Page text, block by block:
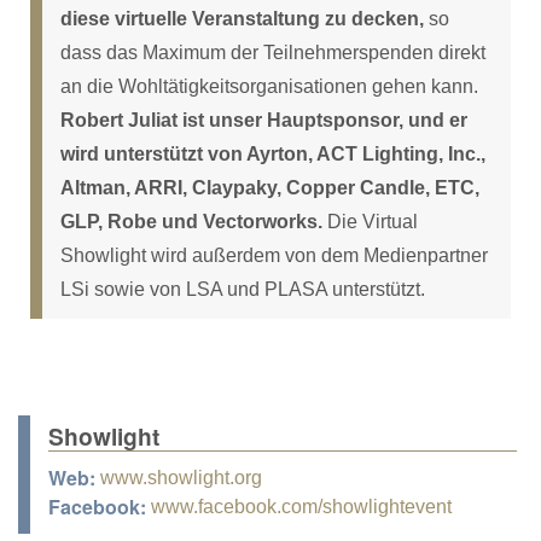
diese virtuelle Veranstaltung zu decken, so
dass das Maximum der Teilnehmerspenden direkt
an die Wohltätigkeitsorganisationen gehen kann.
Robert Juliat ist unser Hauptsponsor, und er
wird unterstützt von Ayrton, ACT Lighting, Inc.,
Altman, ARRI, Claypaky, Copper Candle, ETC,
GLP, Robe und Vectorworks. Die Virtual
Showlight wird außerdem von dem Medienpartner
LSi sowie von LSA und PLASA unterstützt.
Showlight
Web: www.showlight.org
Facebook: www.facebook.com/showlightevent